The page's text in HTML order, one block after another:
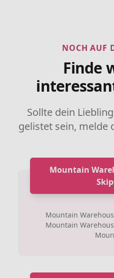
NOCH AUF
Finde
Sollte dein
gelistet sein, melde
Mountain
Mountain
Mountain